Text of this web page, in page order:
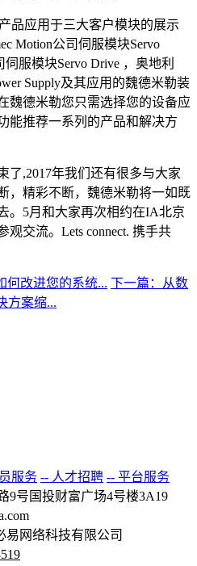
品应用于三大客户模块的展示
Motion公司伺服模块Servo
伺服模块Servo Drive ，奥地利
Supply及其应用的魏德米勒装
魏德米勒您只需选择您的设备应
能推荐一系列的产品和解决方
了,2017年我们还有很多与大家
，精彩不断，魏德米勒将一如既
。5月和大家再次相约在IA北京
交流。Lets connect. 携手共
何改进您的系统... 下一篇：从数
方案缩...
服务 -- 人才招聘 -- 平台服务
9号国投财富广场4号楼3A19
网络科技有限公司